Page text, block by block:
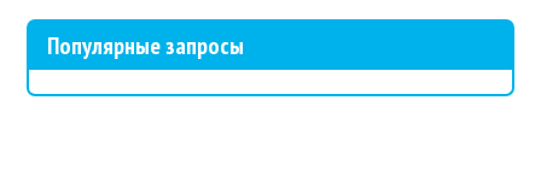
Популярные запросы